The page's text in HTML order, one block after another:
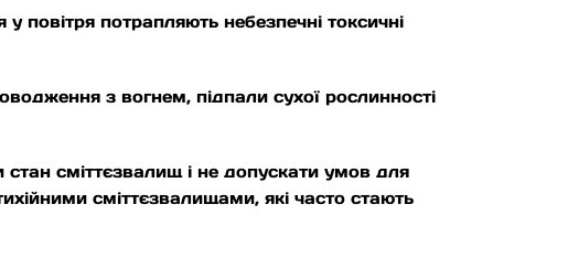
повітря потрапляють небезпечні токсичні
з вогнем, підпали сухої рослинності
сміттєзвалищ і не допускати умов для
сміттєзвалищами, які часто стають